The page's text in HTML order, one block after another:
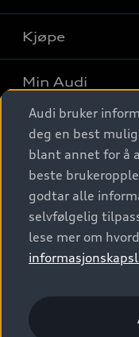
Finn din Audi
Sammenlign
Elbiler
SUV
Stasjonsvogn
Sportback
S/RS
Konseptbiler og
Kjøpe
Kjøpshjelp
Biler på lager
Finn forhandler
Bestill prøvekjøring
Kontakt forhandler
Bilgarantier
Min Audi
Behold nybilfølelsen
Audi Originalt
Verkstedtjenester
Digitale
Audi digitale
Audi connect
Functions on
Kom i gang med
Audi Norge
Kundeservice
Audi Driving
© 2026 AUDI
Imprint
Audi bruker
deg en best
blant annet for å
beste
godtar alle
selvfølgelig
lese mer om